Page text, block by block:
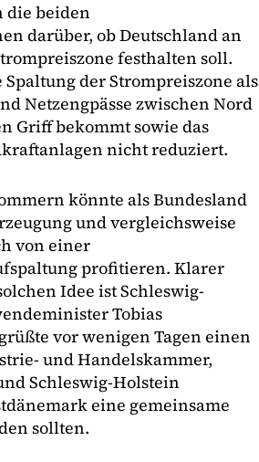
die beiden
darüber, ob Deutschland an
festhalten soll.
Spaltung der Strompreiszone als
Netzengpässe zwischen Nord
Griff bekommt sowie das
nicht reduziert.
könnte als Bundesland
und vergleichsweise
von einer
profitieren. Klarer
Idee ist Schleswig-
Tobias
vor wenigen Tagen einen
und Handelskammer,
Schleswig-Holstein
eine gemeinsame
sollten.